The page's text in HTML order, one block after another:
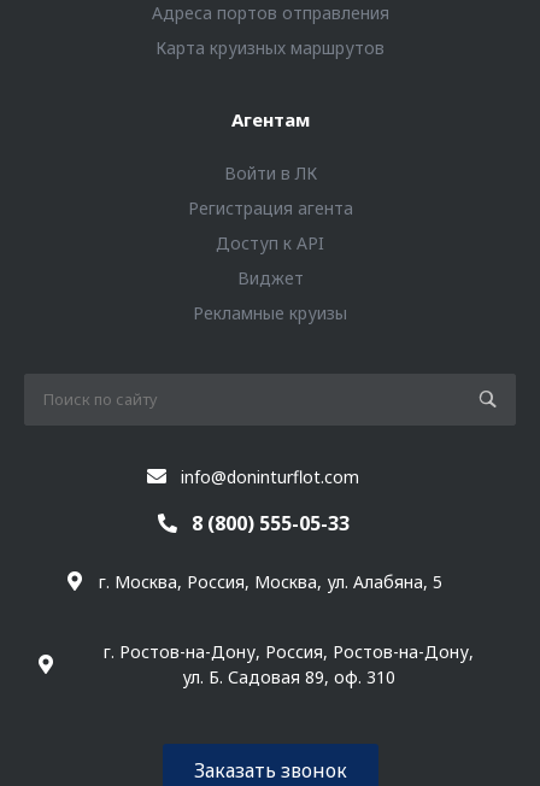
Адреса портов отправления
Карта круизных маршрутов
Агентам
Войти в ЛК
Регистрация агента
Доступ к API
Виджет
Рекламные круизы
info@doninturflot.com
8 (800) 555-05-33
г. Москва, Россия, Москва, ул. Алабяна, 5
г. Ростов-на-Дону, Россия, Ростов-на-Дону,
ул. Б. Садовая 89, оф. 310
Заказать звонок